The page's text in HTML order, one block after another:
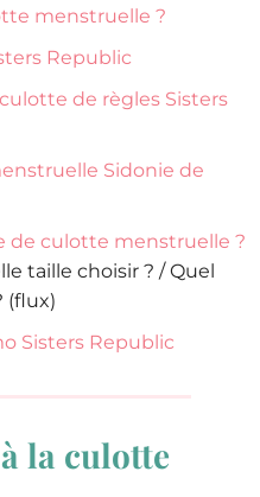
menstruelle ?
Republic
de règles Sisters
Sidonie de
de culotte menstruelle ?
taille choisir ? / Quel
(flux)
Sisters Republic
la culotte